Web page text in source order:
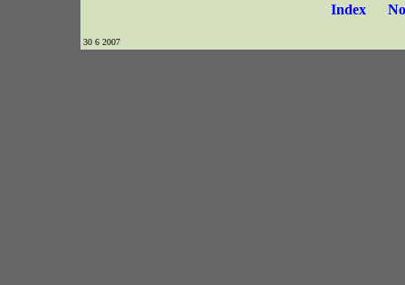
Index
30 6 2007